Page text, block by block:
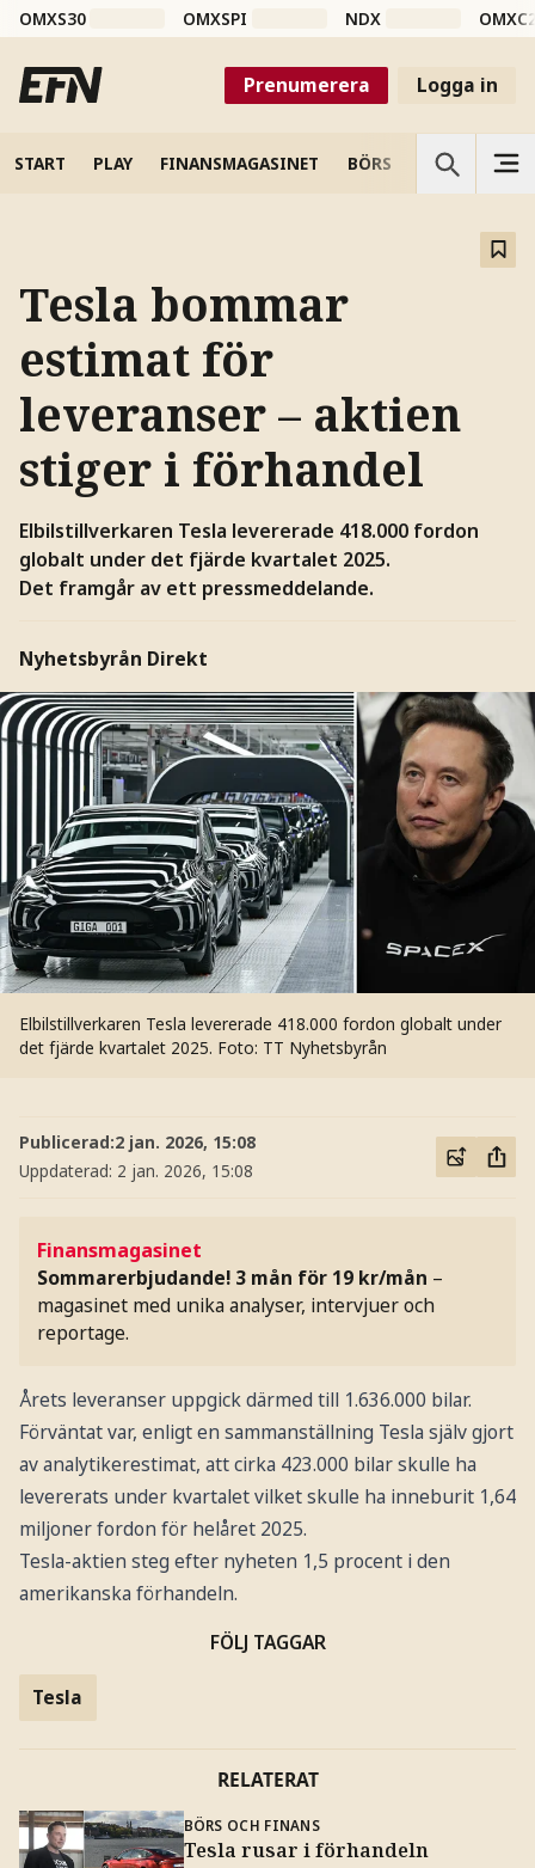
OMXS30 OMXSPI NDX
Prenumerera Logga in
START PLAY FINANSMAGASINET BÖRS VETENSKAP
Tesla bommar
estimat för
leveranser – aktien
stiger i förhandel
Elbilstillverkaren Tesla levererade 418.000 fordon
globalt under det fjärde kvartalet 2025.
Det framgår av ett pressmeddelande.
Nyhetsbyrån Direkt
Elbilstillverkaren Tesla levererade 418.000 fordon globalt under
det fjärde kvartalet 2025. Foto: TT Nyhetsbyrån
Publicerad:2 jan. 2026, 15:08
Uppdaterad: 2 jan. 2026, 15:08
Finansmagasinet
Sommarerbjudande! 3 mån för 19 kr/mån –
magasinet med unika analyser, intervjuer och
reportage.
Årets leveranser uppgick därmed till 1.636.000 bilar.
Förväntat var, enligt en sammanställning Tesla själv gjort
av analytikerestimat, att cirka 423.000 bilar skulle ha
levererats under kvartalet vilket skulle ha inneburit 1,64
miljoner fordon för helåret 2025.
Tesla-aktien steg efter nyheten 1,5 procent i den
amerikanska förhandeln.
FÖLJ TAGGAR
Tesla
RELATERAT
BÖRS OCH FINANS
Tesla rusar i förhandeln